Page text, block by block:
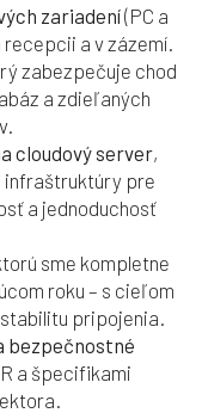
zariadení(PC a
a v zázemí.
zabezpečuje chod
a zdieľaných
cloudový server,
infraštruktúry pre
a jednoduchosť
sme kompletne
roku – s cieľom
pripojenia.
bezpečnostné
a špecifikami